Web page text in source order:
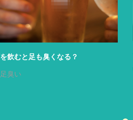
飲むと足も臭くなる？
臭い